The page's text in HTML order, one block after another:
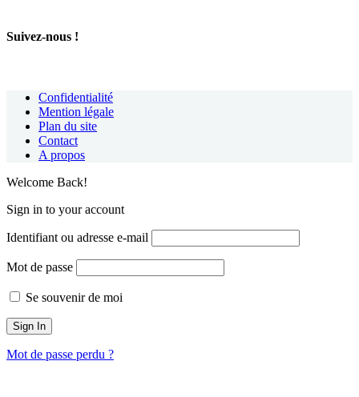
Suivez-nous !
Confidentialité
Mention légale
Plan du site
Contact
A propos
Welcome Back!
Sign in to your account
Identifiant ou adresse e-mail
Mot de passe
Se souvenir de moi
Mot de passe perdu ?